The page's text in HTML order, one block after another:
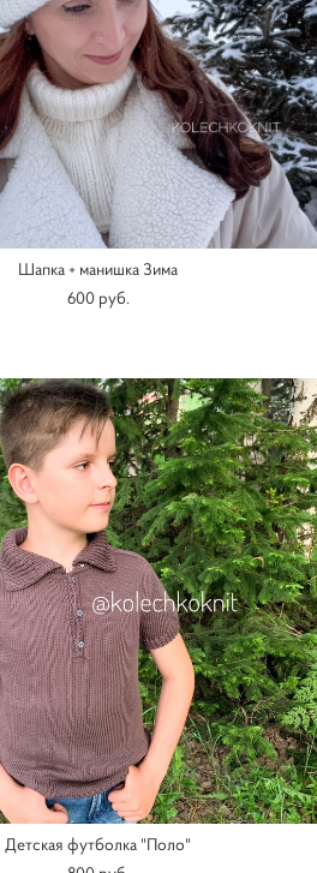
Шапка + манишка Зима
600 pуб.
Детская футболка "Поло"